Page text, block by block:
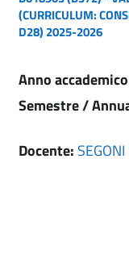
(CURRICULUM:
D28) 2025-2026
Anno accademico
Semestre /
Docente: